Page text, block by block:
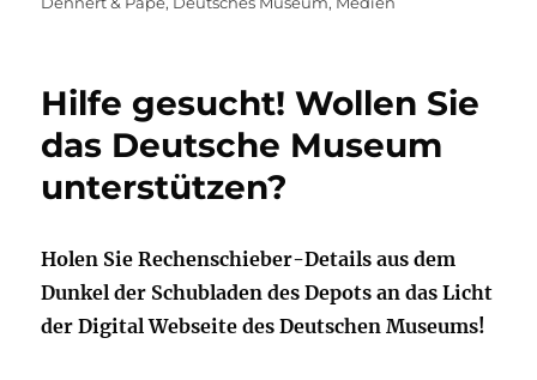
Hilfe gesucht! Wollen Sie
das Deutsche Museum
unterstützen?
Holen Sie Rechenschieber-Details aus dem
Dunkel der Schubladen des Depots an das Licht
der Digital Webseite des Deutschen Museums!